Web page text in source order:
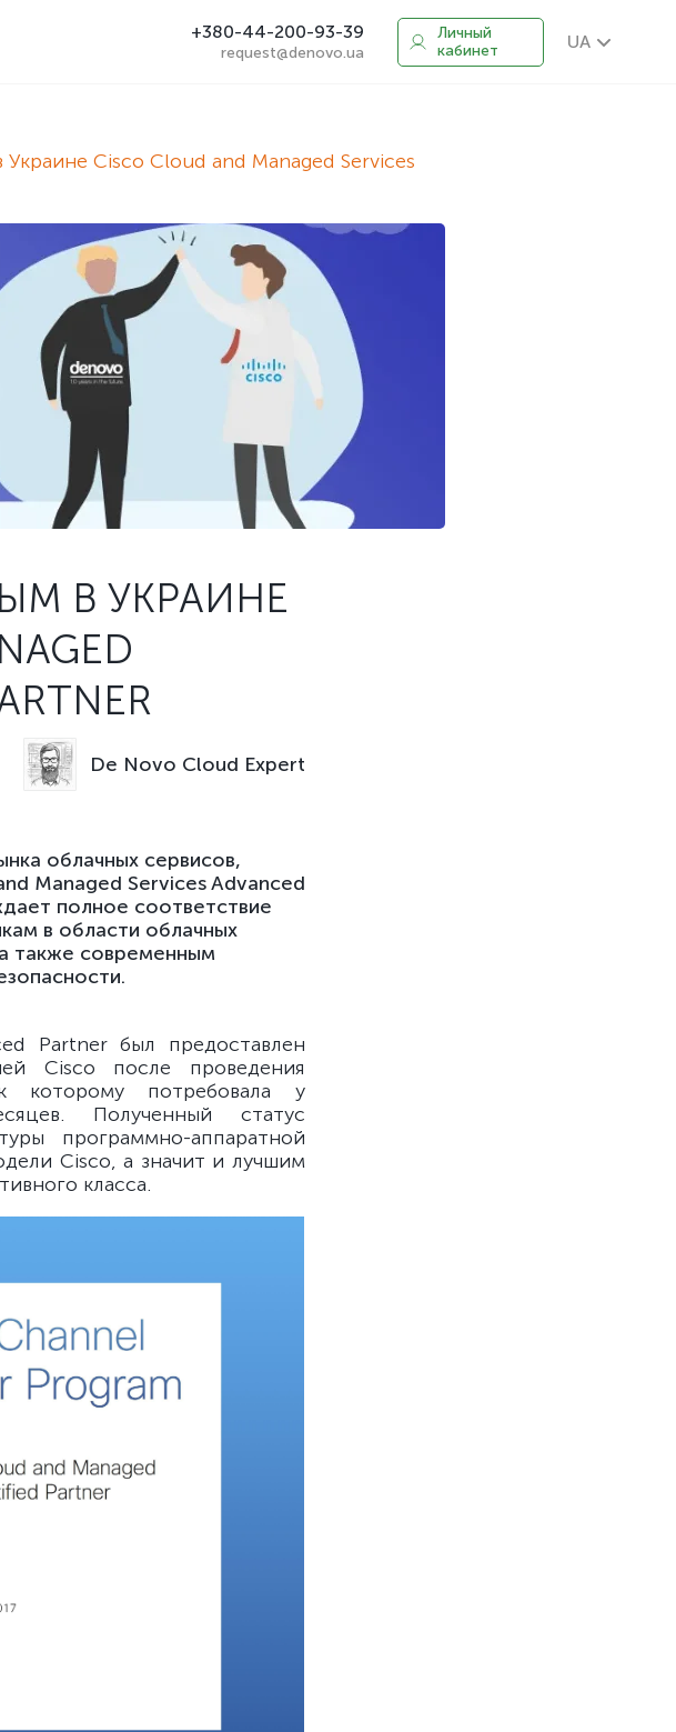
+380-44-200-93-39
request@denovo.ua
Личный
кабинет
UA
Cisco Cloud and Managed Services
В УКРАИНЕ
De Novo Cloud Expert
облачных сервисов,
Managed Services Advanced
полное соответствие
в области облачных
также современным
Partner был предоставлен
Cisco после проведения
которому потребовала у
Полученный статус
программно-аппаратной
Cisco, а значит и лучшим
класса.